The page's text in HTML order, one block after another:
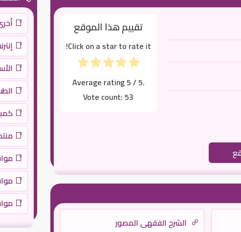
تقييم هذا الموقع
Click on a star to rate it!
Average rating5/ 5.
Vote count:53
الشرح الفقهي المصور